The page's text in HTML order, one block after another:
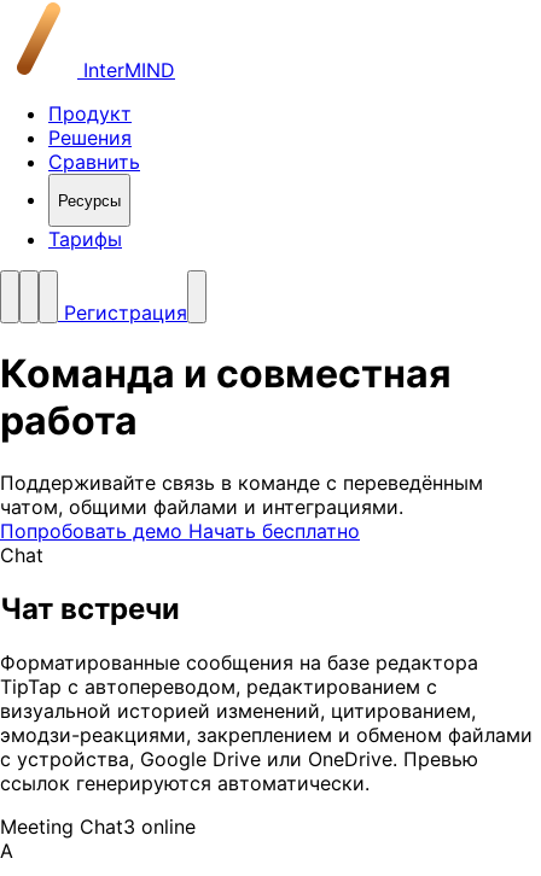
InterMIND
Продукт
Решения
Сравнить
Ресурсы
Тарифы
Регистрация
Команда и совместная
работа
Поддерживайте связь в команде с переведённым
чатом, общими файлами и интеграциями.
Попробовать демо Начать бесплатно
Chat
Чат встречи
Форматированные сообщения на базе редактора
TipTap с автопереводом, редактированием с
визуальной историей изменений, цитированием,
эмодзи-реакциями, закреплением и обменом файлами
с устройства, Google Drive или OneDrive. Превью
ссылок генерируются автоматически.
Meeting Chat3 online
A